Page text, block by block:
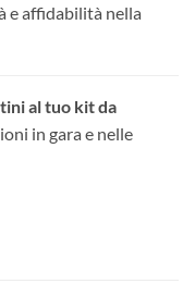
e affidabilità nella
al tuo kit da
in gara e nelle